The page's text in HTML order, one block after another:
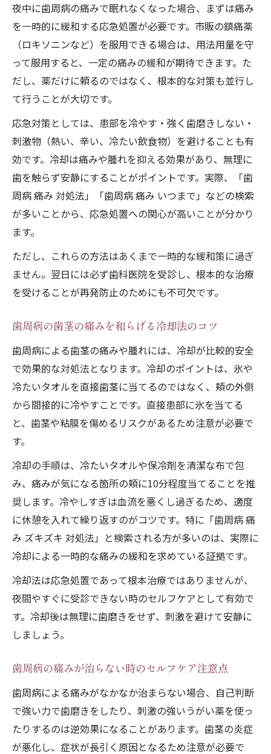
ク
歯周病の痛みで寝られない時のセルフケア
法
頭を高くして歯周病の痛みを和らげる工夫
歯周病の痛み緩和に役立つ市販薬の使い方
ト
歯周病で抜歯を避けるセルフケアの秘訣
歯周病の進行を防ぐセルフケアの基本知識
抜歯を回避するための歯周病予防習慣とは
歯周病の痛みを抑えて抜歯を防ぐケア方法
歯周病の痛みを軽減する歯間ブラシ活用術
痛み再発を防ぐための歯周病セルフ対策集
歯周病の痛み再発を防ぐ毎日の口腔ケア習
再発しやすい歯周病痛の予防ポイントまと
め
歯周病の痛みが治るための継続的な対策方
法
歯周病のセルフ対策で痛みと再発を遠ざけ
る
法
夜中に歯周病の痛みで眠れなくなった場合、まずは痛み
を一時的に緩和する応急処置が必要です。市販の鎮痛薬
（ロキソニンなど）を服用できる場合は、用法用量を守
って服用すると、一定の痛みの緩和が期待できます。た
だし、薬だけに頼るのではなく、根本的な対策も並行し
て行うことが大切です。
応急対策としては、患部を冷やす・強く歯磨きしない・
刺激物（熱い、辛い、冷たい飲食物）を避けることも有
効です。冷却は痛みや腫れを抑える効果があり、無理に
歯を触らず安静にすることがポイントです。実際、「歯
周病 痛み 対処法」「歯周病 痛み いつまで」などの検索
が多いことから、応急処置への関心が高いことが分かり
ます。
ただし、これらの方法はあくまで一時的な緩和策に過ぎ
ません。翌日には必ず歯科医院を受診し、根本的な治療
を受けることが再発防止のためにも不可欠です。
歯周病の歯茎の痛みを和らげる冷却法のコツ
歯周病による歯茎の痛みや腫れには、冷却が比較的安全
で効果的な対処法となります。冷却のポイントは、氷や
冷たいタオルを直接歯茎に当てるのではなく、頬の外側
から間接的に冷やすことです。直接患部に氷を当てる
と、歯茎や粘膜を傷めるリスクがあるため注意が必要で
す。
冷却の手順は、冷たいタオルや保冷剤を清潔な布で包
み、痛みが気になる箇所の頬に10分程度当てることを推
奨します。冷やしすぎは血流を悪くし過ぎるため、適度
に休憩を入れて繰り返すのがコツです。特に「歯周病 痛
み ズキズキ 対処法」と検索される方が多いのは、実際に
冷却による一時的な痛みの緩和を求めている証拠です。
冷却法は応急処置であって根本治療ではありませんが、
夜間やすぐに受診できない時のセルフケアとして有効で
す。冷却後は無理に歯磨きをせず、刺激を避けて安静に
しましょう。
歯周病の痛みが治らない時のセルフケア注意点
歯周病による痛みがなかなか治まらない場合、自己判断
で強い力で歯磨きをしたり、刺激の強いうがい薬を使っ
たりするのは逆効果になることがあります。歯茎の炎症
が悪化し、症状が長引く原因となるため注意が必要で